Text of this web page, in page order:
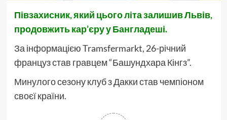
Півзахисник, який цього літа залишив Львів,
продовжить кар’єру у Бангладеші.
За інформацією Tramsfermarkt, 26-річний
француз став гравцем “Башундхара Кінгз”.
Минулого сезону клуб з Дакки став чемпіоном
своєї країни.